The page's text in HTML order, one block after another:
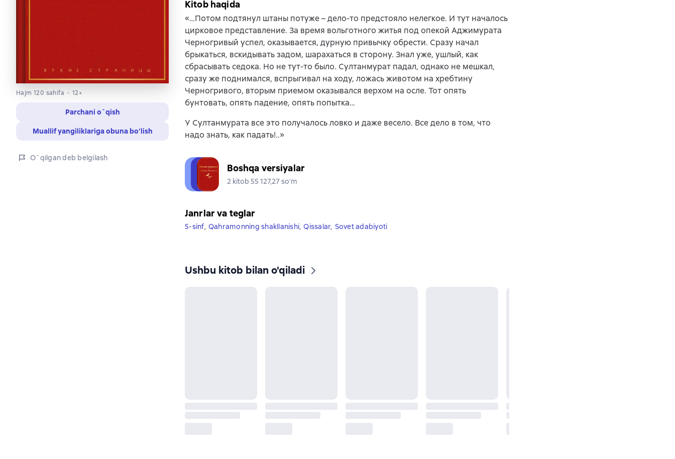
Hajm 120 sahifa 12+
Parchani o`qish
Muallif yangiliklariga obuna bo‘lish
O`qilgan deb belgilash
Kitob haqida
«…Потом подтянул штаны потуже – дело-то предстояло нелегкое. И тут началось
цирковое представление. За время вольготного житья под опекой Аджимурата
Черногривый успел, оказывается, дурную привычку обрести. Сразу начал
брыкаться, вскидывать задом, шарахаться в сторону. Знал уже, ушлый, как
сбрасывать седока. Но не тут-то было. Султанмурат падал, однако не мешкал,
сразу же поднимался, вспрыгивал на ходу, ложась животом на хребтину
Черногривого, вторым приемом оказывался верхом на осле. Тот опять
бунтовать, опять падение, опять попытка…
У Султанмурата все это получалось ловко и даже весело. Все дело в том, что
надо знать, как падать!..»
Boshqa versiyalar
2 kitob 55 127,27 soʻm
Janrlar va teglar
5-sinf, Qahramonning shakllanishi, Qissalar, Sovet adabiyoti
Ushbu kitob bilan o'qiladi